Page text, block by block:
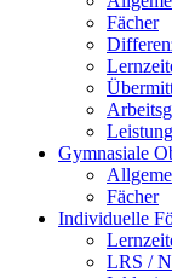
Fächer
Gymnasiale
Fächer
Individuelle
LRS /